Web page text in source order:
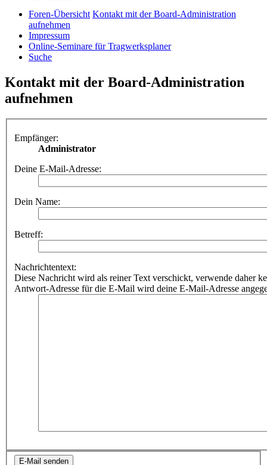
Foren-Übersicht Kontakt mit der Board-Administration
aufnehmen
Impressum
Online-Seminare für Tragwerksplaner
Suche
Kontakt mit der Board-Administration
aufnehmen
Empfänger:
Administrator
Deine E-Mail-Adresse:
Dein Name:
Betreff:
Nachrichtentext:
Diese Nachricht wird als reiner Text verschickt, verwende daher
Antwort-Adresse für die E-Mail wird deine E-Mail-Adresse